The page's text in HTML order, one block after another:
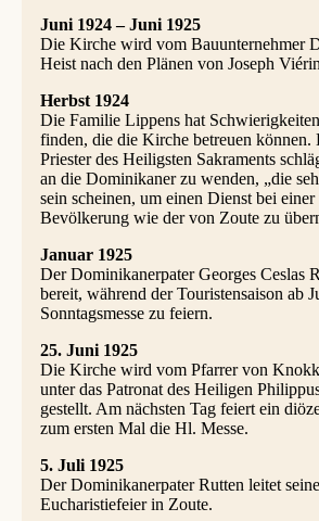
Juni 1924 – Juni 1925
Die Kirche wird vom Bauunternehmer
Heist nach den Plänen von Joseph
Herbst 1924
Die Familie Lippens hat
finden, die die Kirche betreuen können.
Priester des Heiligsten Sakraments
an die Dominikaner zu wenden, „die
sein scheinen, um einen Dienst bei
Bevölkerung wie der von Zoute zu
Januar 1925
Der Dominikanerpater Georges Ceslas
bereit, während der Touristensaison ab
Sonntagsmesse zu feiern.
25. Juni 1925
Die Kirche wird vom Pfarrer von
unter das Patronat des Heiligen
gestellt. Am nächsten Tag feiert ein
zum ersten Mal die Hl. Messe.
5. Juli 1925
Der Dominikanerpater Rutten leitet
Eucharistiefeier in Zoute.